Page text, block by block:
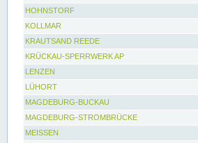
HOHNSTORF
KOLLMAR
KRAUTSAND REEDE
KRÜCKAU-SPERRWERK AP
LENZEN
LÜHORT
MAGDEBURG-BUCKAU
MAGDEBURG-STROMBRÜCKE
MEISSEN